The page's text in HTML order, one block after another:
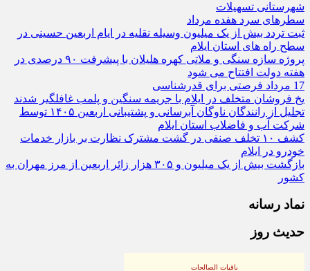
شهرستانی تسهیلات
سطرهای سرد هفده مرداد
ثبت تردد بیش از یک میلیون وسیله نقلیه در ایام اربعین حسینی در
سطح راه‌ های استان ایلام
پروژه سازه سنگی و ملاتی کهره هلیلان با پیشرفت ۹۰ درصدی در
هفته دولت افتتاح می شود
17 مرداد فرصتی برای قدرشناسی
یخ‌ فروشان متخلف در ایلام با جریمه سنگین و پلمب غافلگیر شدند
تجلیل از رانندگان ناوگان آبرسانی و پشتیبانی اربعین ۱۴۰۵ توسط
شرکت آب و فاضلاب استان ایلام
کشف ۱۰ تخلف صنفی در گشت مشترک نظارت بر بازار خدمات
خودرو در ایلام
بازگشت بیش از یک میلیون و ۳۰۵ هزار زائر اربعین از مرز مهران به
کشور
نماد رسانه
حدیث روز
باقیات الصالحات